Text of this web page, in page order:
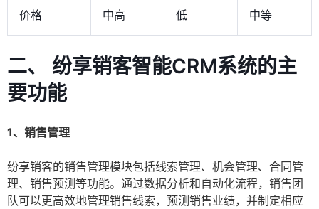
价格 中高 低 中等
二、 纷享销客智能CRM系统的主
要功能
1、销售管理
纷享销客的销售管理模块包括线索管理、机会管理、合同管
理、销售预测等功能。通过数据分析和自动化流程，销售团
队可以更高效地管理销售线索，预测销售业绩，并制定相应